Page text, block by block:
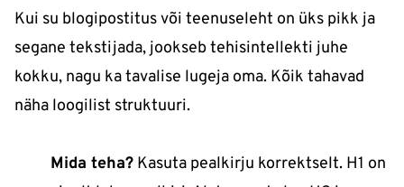
Kui su blogipostitus või teenuseleht on üks pikk ja
segane tekstijada, jookseb tehisintellekti juhe
kokku, nagu ka tavalise lugeja oma. Kõik tahavad
näha loogilist struktuuri.
Mida teha? Kasuta pealkirju korrektselt. H1 on